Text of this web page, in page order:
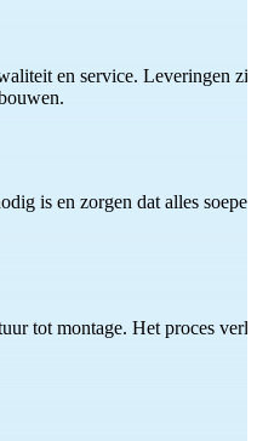
en service. Leveringen
is en zorgen dat alles
tot montage. Het proces